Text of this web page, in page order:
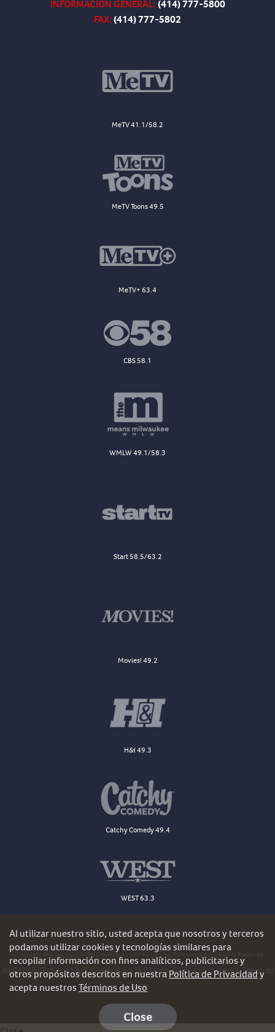
INFORMACIÓN GENERAL:(414) 777-5800
FAX:(414) 777-5802
MeTV 41.1/58.2
MeTV Toons 49.5
MeTV+ 63.4
CBS 58.1
WMLW 49.1/58.3
Start 58.5/63.2
Movies! 49.2
H&I 49.3
Catchy Comedy 49.4
WEST 63.3
All content © Copyright 2026 Channel 41 and 63 Limited Partnership. All Rights Reserved.
WDJT FCC Public File
WYTU FCC Applications EEO Report Children's Programming Report
Choices
Al utilizar nuestro sitio, usted acepta que nosotros y terceros
podamos utilizar cookies y tecnologías similares para
recopilar información con fines analíticos, publicitarios y
otros propósitos descritos en nuestraPolítica de Privacidady
acepta nuestrosTérminos de Uso
Close